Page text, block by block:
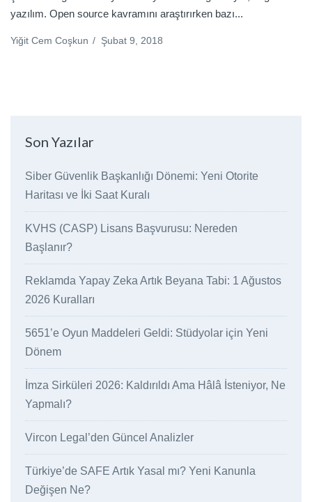
yazılım. Open source kavramını araştırırken bazı...
Yiğit Cem Coşkun / Şubat 9, 2018
Son Yazılar
Siber Güvenlik Başkanlığı Dönemi: Yeni Otorite
Haritası ve İki Saat Kuralı
KVHS (CASP) Lisans Başvurusu: Nereden
Başlanır?
Reklamda Yapay Zeka Artık Beyana Tabi: 1 Ağustos
2026 Kuralları
5651’e Oyun Maddeleri Geldi: Stüdyolar için Yeni
Dönem
İmza Sirküleri 2026: Kaldırıldı Ama Hâlâ İsteniyor, Ne
Yapmalı?
Vircon Legal’den Güncel Analizler
Türkiye’de SAFE Artık Yasal mı? Yeni Kanunla
Değişen Ne?